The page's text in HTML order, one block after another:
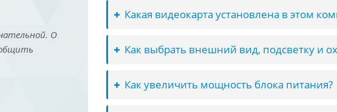
О
Какая видеокарта установлена в этом
Как выбрать внешний вид, подсветку и
Как увеличить мощность блока питания?